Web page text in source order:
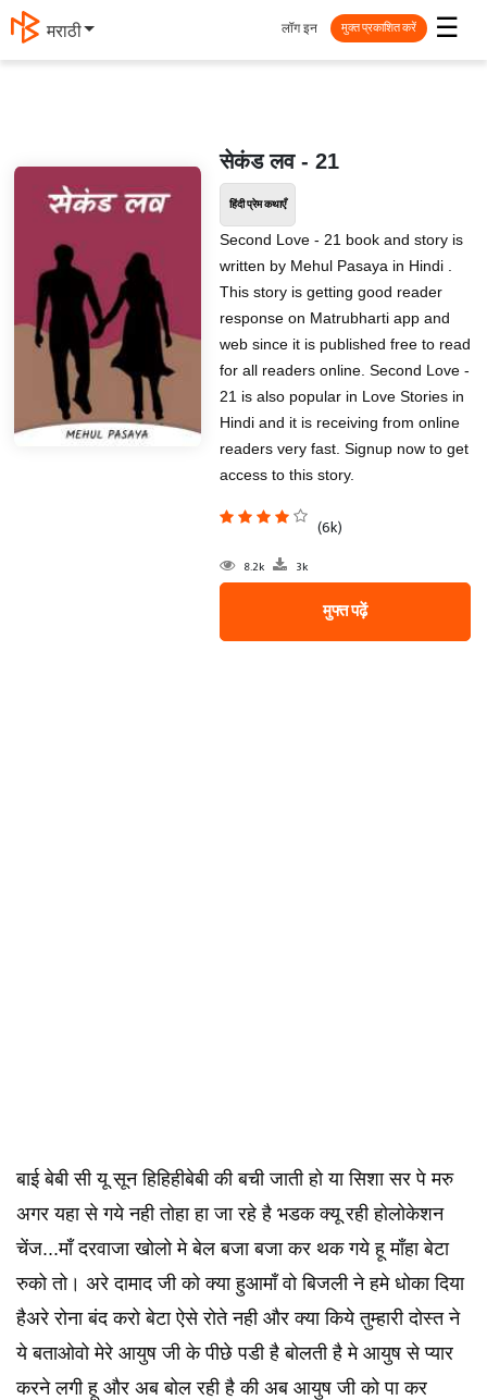
मराठी ☰
लॉग इन मुक्त प्रकाशित करें
सेकंड लव - 21
हिंदी प्रेम कथाएँ
Second Love - 21 book and story is
written by Mehul Pasaya in Hindi .
This story is getting good reader
response on Matrubharti app and
web since it is published free to read
for all readers online. Second Love -
21 is also popular in Love Stories in
Hindi and it is receiving from online
readers very fast. Signup now to get
access to this story.
(6k)
8.2k 3k
मुफ्त पढ़ें
बाई बेबी सी यू सून हिहिहीबेबी की बची जाती हो या सिशा सर पे मरु
अगर यहा से गये नही तोहा हा जा रहे है भडक क्यू रही होलोकेशन
चेंज...माँ दरवाजा खोलो मे बेल बजा बजा कर थक गये हू माँहा बेटा
रुको तो। अरे दामाद जी को क्या हुआमाँ वो बिजली ने हमे धोका दिया
हैअरे रोना बंद करो बेटा ऐसे रोते नही और क्या किये तुम्हारी दोस्त ने
ये बताओवो मेरे आयुष जी के पीछे पडी है बोलती है मे आयुष से प्यार
करने लगी हू और अब बोल रही है की अब आयुष जी को पा कर